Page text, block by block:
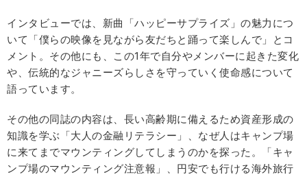
インタビューでは、新曲「ハッピーサプライズ」の魅力につ
いて「僕らの映像を見ながら友だちと踊って楽しんで」とコ
メント。その他にも、この1年で自分やメンバーに起きた変化
や、伝統的なジャニーズらしさを守っていく使命感について
語っています。
その他の同誌の内容は、長い高齢期に備えるため資産形成の
知識を学ぶ「大人の金融リテラシー」、なぜ人はキャンプ場
に来てまでマウンティングしてしまうのかを探った。「キャ
ンプ場のマウンティング注意報」、円安でも行ける海外旅行